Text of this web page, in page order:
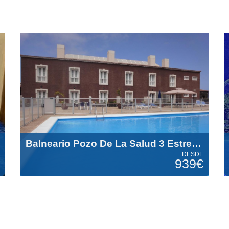
Balneario Pozo De La Salud 3 Estrellas
DESDE
939€